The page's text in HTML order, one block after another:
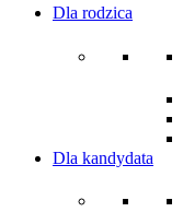
Dla rodzica
Dla kandydata